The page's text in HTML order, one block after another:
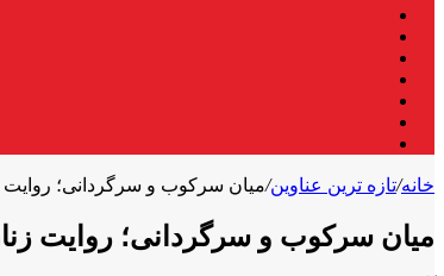
خانه/تازه ترین عناوین/میان سرکوب و سرگردانی؛ روایت
میان سرکوب و سرگردانی؛ روایت